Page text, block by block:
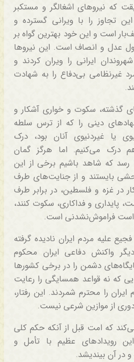
که نیروهای اشغالگر و مستکبر
تجاوز را با ویرانی گسترده و
است و این خود بهترین گواه بر
عدل و انصاف است. این نیروها
ایرانی را ویران کردند و
غیرنظامی بی‌دفاع را به شهادت
گذشته، سکوت و خواری آشکار و
دینی را که از ترس سلطه
یا غیردنیوی آنان بود، درک
درک می‌کنیم. اما هرگز گمان
رسد که شاهد باشیم برخی از این
بایستند و از جنایت‌های طرف
غزه و فلسطین، در برابر طرف
پایداری و فداکاری، سکوت کنند،
است فراموش‌نشدنی است.
علیه مردم ایران نادیده گرفته
واکنش دفاعی ایران محکوم
دشمن را در برخی کشورها
که نه قواعد همسایگی را رعایت
را محترم شمردند. این رفتار،
از موازین شرعی نیست.
که امت قبل از آنکه حکم کلی
رویدادهای عظیم با تأمل و
در آن بیندیشد.